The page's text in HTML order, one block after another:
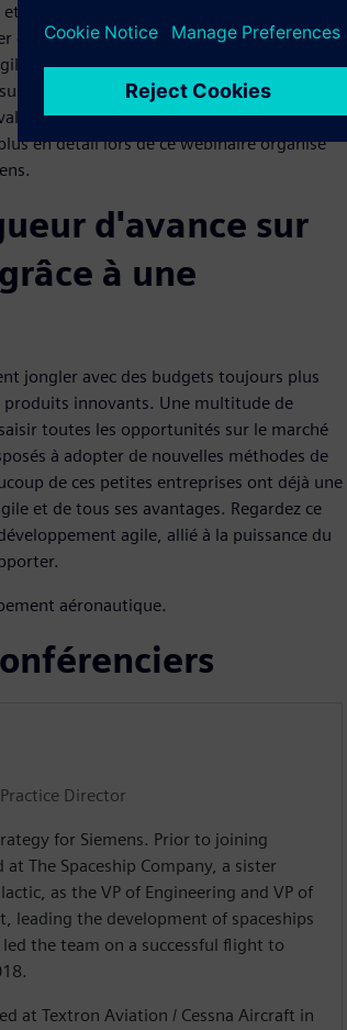
en validant continuellement. À la fin du
ce qu'elles ont déjà testé virtuellement.
de nouvelles capacités peuvent être
de développement, pour s'adapter aux
de ce retour d'information constant
en détail lors de ce webinaire organisé
d'avance sur
à une
jongler avec des budgets toujours plus
innovants. Une multitude de
toutes les opportunités sur le marché
à adopter de nouvelles méthodes de
de ces petites entreprises ont déjà une
et de tous ses avantages. Regardez ce
agile, allié à la puissance du
aéronautique.
Director
for Siemens. Prior to joining
The Spaceship Company, a sister
as the VP of Engineering and VP of
leading the development of spaceships
the team on a successful flight to
at Textron Aviation / Cessna Aircraft in